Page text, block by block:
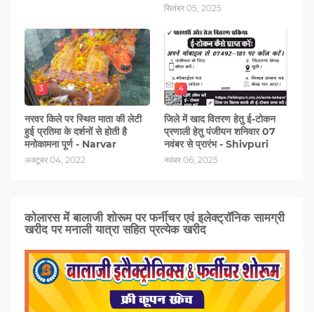
सितंबर 05, 2025
3
नरवर किले पर स्थित माता की लेटी
हुई प्रतिमा के दर्शनों से होती है
मनोकामना पूर्ण - Narvar
अक्टूबर 04, 2022
4
जिले में खाद वितरण हेतु ई-टोकन
प्रणाली हेतु पंजीयन शनिवार 07
नवंबर से प्रारंभ - Shivpuri
नवंबर 06, 2025
कोलारस में बालाजी शोरूम पर फर्नीचर एवं इलेक्ट्रॉनिक सामग्री
खरीद पर मनाली यात्रा सहित प्रत्‍येक खरीद